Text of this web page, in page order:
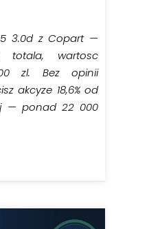
3.0d z Copart —
totala, wartosc
zl. Bez opinii
akcyze 18,6% od
— ponad 22 000